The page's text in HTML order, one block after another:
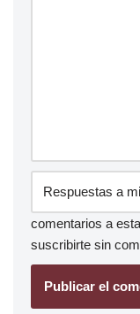
comentarios a
suscribirte sin